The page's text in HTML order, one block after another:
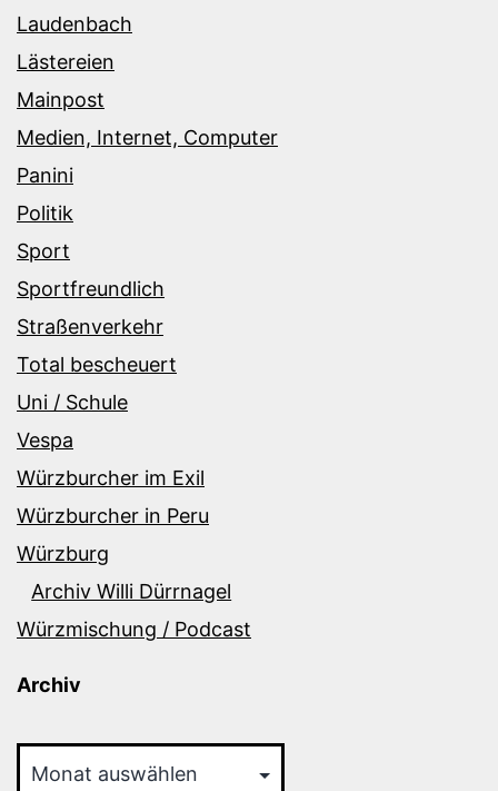
Laudenbach
Lästereien
Mainpost
Medien, Internet, Computer
Panini
Politik
Sport
Sportfreundlich
Straßenverkehr
Total bescheuert
Uni / Schule
Vespa
Würzburcher im Exil
Würzburcher in Peru
Würzburg
Archiv Willi Dürrnagel
Würzmischung / Podcast
Archiv